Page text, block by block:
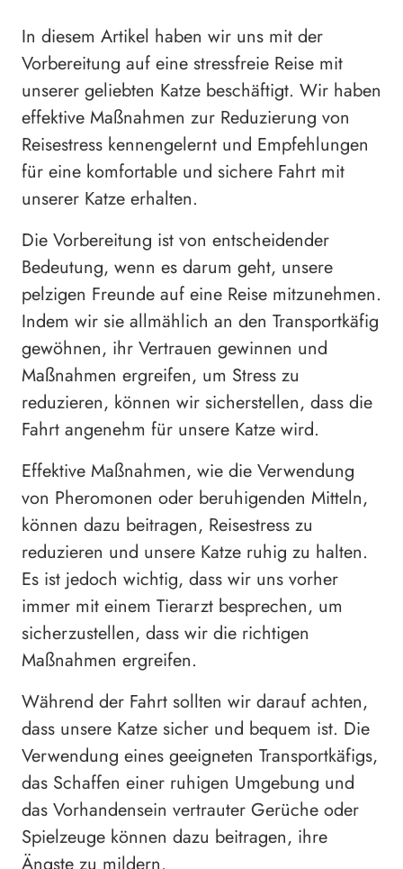
In diesem Artikel haben wir uns mit der
Vorbereitung auf eine stressfreie Reise mit
unserer geliebten Katze beschäftigt. Wir haben
effektive Maßnahmen zur Reduzierung von
Reisestress kennengelernt und Empfehlungen
für eine komfortable und sichere Fahrt mit
unserer Katze erhalten.
Die Vorbereitung ist von entscheidender
Bedeutung, wenn es darum geht, unsere
pelzigen Freunde auf eine Reise mitzunehmen.
Indem wir sie allmählich an den Transportkäfig
gewöhnen, ihr Vertrauen gewinnen und
Maßnahmen ergreifen, um Stress zu
reduzieren, können wir sicherstellen, dass die
Fahrt angenehm für unsere Katze wird.
Effektive Maßnahmen, wie die Verwendung
von Pheromonen oder beruhigenden Mitteln,
können dazu beitragen, Reisestress zu
reduzieren und unsere Katze ruhig zu halten.
Es ist jedoch wichtig, dass wir uns vorher
immer mit einem Tierarzt besprechen, um
sicherzustellen, dass wir die richtigen
Maßnahmen ergreifen.
Während der Fahrt sollten wir darauf achten,
dass unsere Katze sicher und bequem ist. Die
Verwendung eines geeigneten Transportkäfigs,
das Schaffen einer ruhigen Umgebung und
das Vorhandensein vertrauter Gerüche oder
Spielzeuge können dazu beitragen, ihre